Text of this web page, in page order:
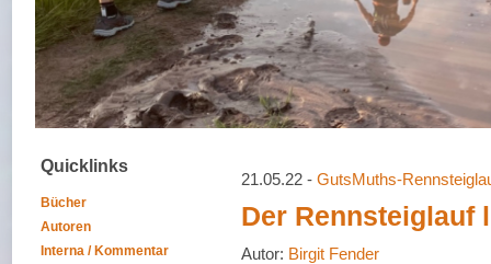
Quicklinks
Bücher
Autoren
Interna / Kommentar
21.05.22 - GutsMuths-
Der Rennsteiglauf
Autor: Birgit Fender